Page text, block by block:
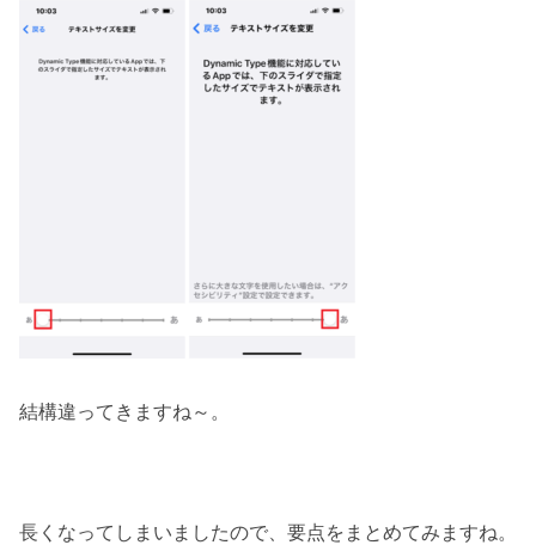
結構違ってきますね～。
長くなってしまいましたので、要点をまとめてみますね。